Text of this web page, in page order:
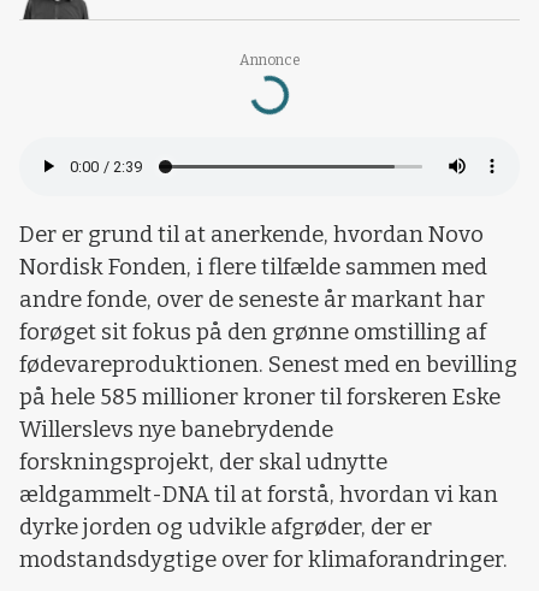
Annonce
Loading...
Der er grund til at anerkende, hvordan Novo
Nordisk Fonden, i flere tilfælde sammen med
andre fonde, over de seneste år markant har
forøget sit fokus på den grønne omstilling af
fødevareproduktionen. Senest med en bevilling
på hele 585 millioner kroner til forskeren Eske
Willerslevs nye banebrydende
forskningsprojekt, der skal udnytte
ældgammelt-DNA til at forstå, hvordan vi kan
dyrke jorden og udvikle afgrøder, der er
modstandsdygtige over for klimaforandringer.